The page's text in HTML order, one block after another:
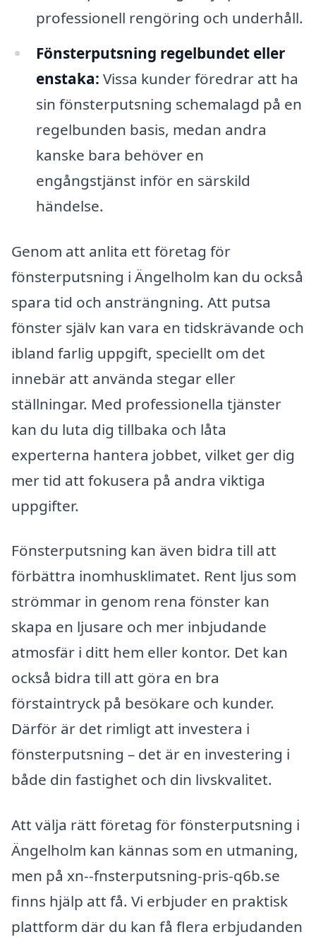
professionell rengöring och underhåll.
Fönsterputsning regelbundet eller
enstaka: Vissa kunder föredrar att ha
sin fönsterputsning schemalagd på en
regelbunden basis, medan andra
kanske bara behöver en
engångstjänst inför en särskild
händelse.
Genom att anlita ett företag för
fönsterputsning i Ängelholm kan du också
spara tid och ansträngning. Att putsa
fönster själv kan vara en tidskrävande och
ibland farlig uppgift, speciellt om det
innebär att använda stegar eller
ställningar. Med professionella tjänster
kan du luta dig tillbaka och låta
experterna hantera jobbet, vilket ger dig
mer tid att fokusera på andra viktiga
uppgifter.
Fönsterputsning kan även bidra till att
förbättra inomhusklimatet. Rent ljus som
strömmar in genom rena fönster kan
skapa en ljusare och mer inbjudande
atmosfär i ditt hem eller kontor. Det kan
också bidra till att göra en bra
förstaintryck på besökare och kunder.
Därför är det rimligt att investera i
fönsterputsning – det är en investering i
både din fastighet och din livskvalitet.
Att välja rätt företag för fönsterputsning i
Ängelholm kan kännas som en utmaning,
men på xn--fnsterputsning-pris-q6b.se
finns hjälp att få. Vi erbjuder en praktisk
plattform där du kan få flera erbjudanden